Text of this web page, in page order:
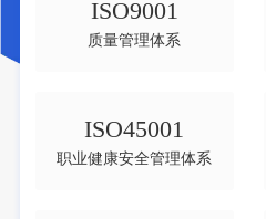
ISO9001
质量管理体系
ISO45001
职业健康安全管理体系